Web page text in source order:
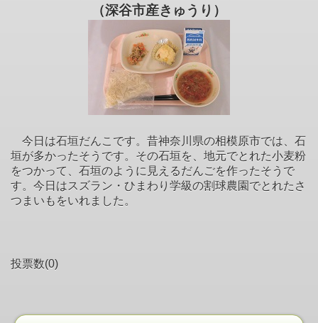
（深谷市産きゅうり）
今日は石垣だんこです。昔神奈川県の相模原市では、石
垣が多かったそうです。その石垣を、地元でとれた小麦粉
をつかって、石垣のように見えるだんごを作ったそうで
す。今日はスズラン・ひまわり学級の割球農園でとれたさ
つまいもをいれました。
投票数(0)